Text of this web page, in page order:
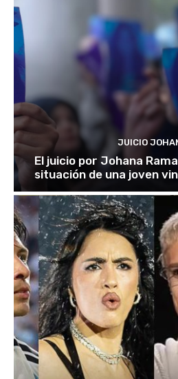
JUICIO
El juicio por Johana
situación de una joven